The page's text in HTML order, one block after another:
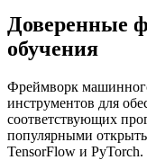
Доверенные
обучения
Фреймворк
инструментов для
соответствующих
популярными
TensorFlow и PyTorch.